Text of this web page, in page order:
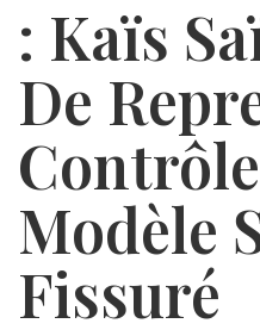
: Kaïs
De
Modèle
Fissuré